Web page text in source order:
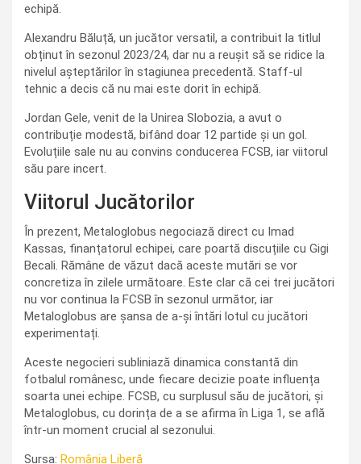
echipă.
Alexandru Băluță, un jucător versatil, a contribuit la titlul
obținut în sezonul 2023/24, dar nu a reușit să se ridice la
nivelul așteptărilor în stagiunea precedentă. Staff-ul
tehnic a decis că nu mai este dorit în echipă.
Jordan Gele, venit de la Unirea Slobozia, a avut o
contribuție modestă, bifând doar 12 partide și un gol.
Evoluțiile sale nu au convins conducerea FCSB, iar viitorul
său pare incert.
Viitorul Jucătorilor
În prezent, Metaloglobus negociază direct cu Imad
Kassas, finanțatorul echipei, care poartă discuțiile cu Gigi
Becali. Rămâne de văzut dacă aceste mutări se vor
concretiza în zilele următoare. Este clar că cei trei jucători
nu vor continua la FCSB în sezonul următor, iar
Metaloglobus are șansa de a-și întări lotul cu jucători
experimentați.
Aceste negocieri subliniază dinamica constantă din
fotbalul românesc, unde fiecare decizie poate influența
soarta unei echipe. FCSB, cu surplusul său de jucători, și
Metaloglobus, cu dorința de a se afirma în Liga 1, se află
într-un moment crucial al sezonului.
Sursa: România Liberă